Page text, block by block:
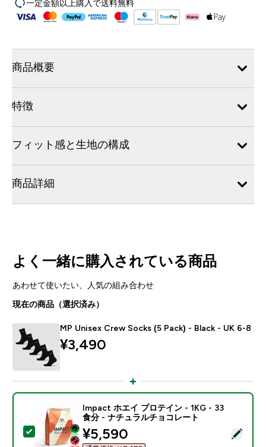
一定金額以上購入で送料無料
商品概要
特徴
フィット感と生地の構成
商品詳細
よく一緒に購入されている商品
あわせて使いたい、人気の組み合わせ
現在の商品（選択済み）
MP Unisex Crew Socks (5 Pack) - Black - UK 6-8
¥3,490‎
この商品を選択 - Impact ホエイ プロテイン - 1KG -
Impact ホエイ プロテイン - 1KG - 33
食分 - ナチュラルチョコレート
discounted price
¥5,590‎